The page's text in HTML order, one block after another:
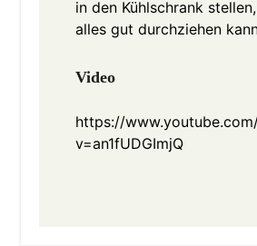
in den Kühlschrank
alles gut durchziehen
Video
https://
v=an1fUDGImjQ